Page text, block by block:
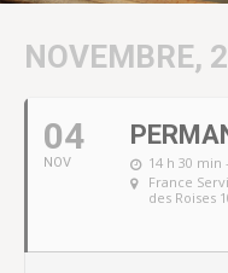
NOVEMBRE,
04
NOV
14 h 30 min
France
des Roises